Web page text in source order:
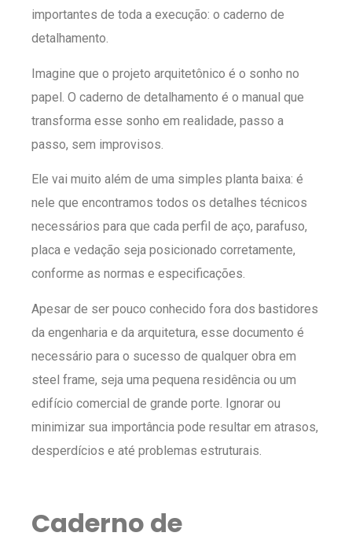
importantes de toda a execução: o caderno de
detalhamento.
Imagine que o projeto arquitetônico é o sonho no
papel. O caderno de detalhamento é o manual que
transforma esse sonho em realidade, passo a
passo, sem improvisos.
Ele vai muito além de uma simples planta baixa: é
nele que encontramos todos os detalhes técnicos
necessários para que cada perfil de aço, parafuso,
placa e vedação seja posicionado corretamente,
conforme as normas e especificações.
Apesar de ser pouco conhecido fora dos bastidores
da engenharia e da arquitetura, esse documento é
necessário para o sucesso de qualquer obra em
steel frame, seja uma pequena residência ou um
edifício comercial de grande porte. Ignorar ou
minimizar sua importância pode resultar em atrasos,
desperdícios e até problemas estruturais.
Caderno de